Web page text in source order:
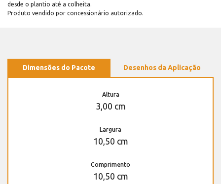
desde o plantio até a colheita.
Produto vendido por concessionário autorizado.
Dimensões do Pacote Desenhos da Aplicação
Altura
3,00 cm
Largura
10,50 cm
Comprimento
10,50 cm